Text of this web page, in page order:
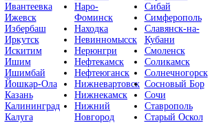
Ивантеевка
Ижевск
Избербаш
Иркутск
Искитим
Ишим
Ишимбай
Йошкар-Ола
Казань
Калининград
Калуга
Наро-
Фоминск
Находка
Невинномысск
Нерюнгри
Нефтекамск
Нефтеюганск
Нижневартовск
Нижнекамск
Нижний
Новгород
Сибай
Симферополь
Славянск-на-
Кубани
Смоленск
Соликамск
Солнечногорск
Сосновый Бор
Сочи
Ставрополь
Старый Оскол